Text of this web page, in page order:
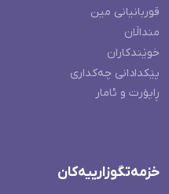
قوربانیانی مین
منداڵان
خوێندکاران
پێکدادانی چەکداری
ڕاپۆرت و ئامار
خزمەتگوزارییەکان